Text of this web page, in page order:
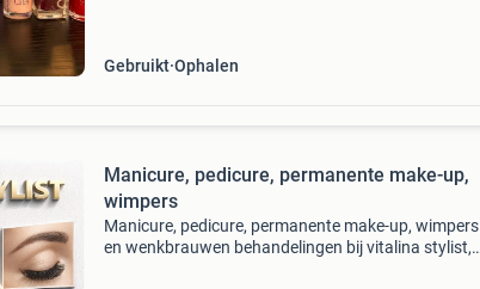
Gebruikt Ophalen
Manicure, pedicure, permanente make-up,
wimpers
Manicure, pedicure, permanente make-up, wimpers
en wenkbrauwen behandelingen bij vitalina stylist,